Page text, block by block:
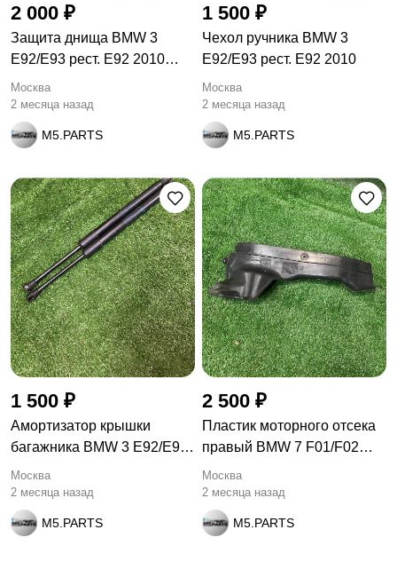
2 000 ₽
Защита днища BMW 3
E92/E93 рест. E92 2010
748506
Москва
2 месяца назад
M5.PARTS
1 500 ₽
Чехол ручника BMW 3
E92/E93 рест. E92 2010
Москва
2 месяца назад
M5.PARTS
1 500 ₽
Амортизатор крышки
багажника BMW 3 E92/E93
E92
Москва
2 месяца назад
M5.PARTS
2 500 ₽
Пластик моторного отсека
правый BMW 7 F01/F02
F01
Москва
2 месяца назад
M5.PARTS